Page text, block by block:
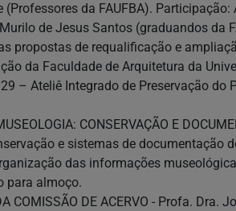
(Professores da FAUFBA).
de Jesus Santos (graduandos da
propostas de requalificação e
da Faculdade de Arquitetura da
– Ateliê Integrado de Preservação
CONSERVAÇÃO E
e sistemas de documentação
das informações
para almoço.
COMISSÃO DE ACERVO - Profa.